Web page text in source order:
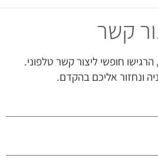
קשר
חופשי ליצור קשר טלפוני.
ונחזור אליכם בהקדם.